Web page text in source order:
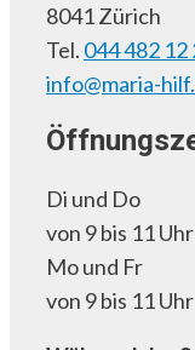
8041 Zürich
Tel. 044 482 12
info@maria-
Di und Do
von 9 bis 11
Mo und Fr
von 9 bis 11 Uhr